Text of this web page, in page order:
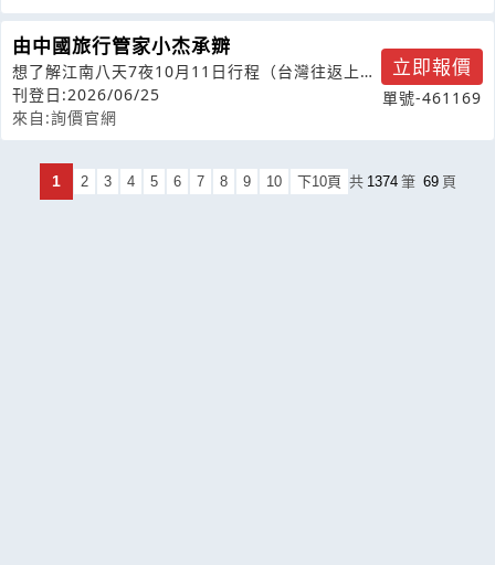
由中國旅行管家小杰承辧
想了解江南八天7夜10月11日行程（台灣往返上海
機票）及總費用？
刊登日:2026/06/25
來自:詢價官網
立即報價
單號-461169
1 2 3 4 5 6 7 8 9 10 下10頁 共 1374 筆 69 頁